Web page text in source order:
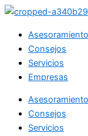
Ir
contenidoAsesoramiento
Consejos
Servicios
Empresas
Asesoramiento
Consejos
Servicios